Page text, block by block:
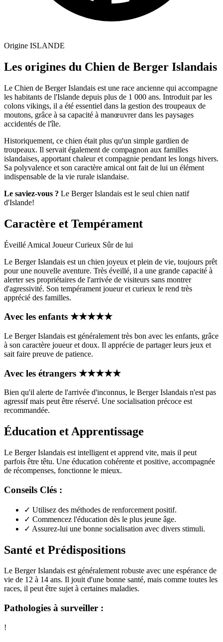
Origine ISLANDE
Les origines du Chien de Berger Islandais
Le Chien de Berger Islandais est une race ancienne qui accompagne
les habitants de l'Islande depuis plus de 1 000 ans. Introduit par les
colons vikings, il a été essentiel dans la gestion des troupeaux de
moutons, grâce à sa capacité à manœuvrer dans les paysages
accidentés de l'île.
Historiquement, ce chien était plus qu'un simple gardien de
troupeaux. Il servait également de compagnon aux familles
islandaises, apportant chaleur et compagnie pendant les longs hivers.
Sa polyvalence et son caractère amical ont fait de lui un élément
indispensable de la vie rurale islandaise.
Le saviez-vous ? Le Berger Islandais est le seul chien natif
d'Islande!
Caractère et Tempérament
Éveillé Amical JoueurCurieux Sûr de lui
Le Berger Islandais est un chien joyeux et plein de vie, toujours prêt
pour une nouvelle aventure. Très éveillé, il a une grande capacité à
alerter ses propriétaires de l'arrivée de visiteurs sans montrer
d'agressivité. Son tempérament joueur et curieux le rend très
apprécié des familles.
Avec les enfants ★★★★★
Le Berger Islandais est généralement très bon avec les enfants, grâce
à son caractère joueur et doux. Il apprécie de partager leurs jeux et
sait faire preuve de patience.
Avec les étrangers ★★★★★
Bien qu'il alerte de l'arrivée d'inconnus, le Berger Islandais n'est pas
agressif mais peut être réservé. Une socialisation précoce est
recommandée.
Éducation et Apprentissage
Le Berger Islandais est intelligent et apprend vite, mais il peut
parfois être têtu. Une éducation cohérente et positive, accompagnée
de récompenses, fonctionne le mieux.
Conseils Clés :
✓ Utilisez des méthodes de renforcement positif.
✓ Commencez l'éducation dès le plus jeune âge.
✓ Assurez-lui une bonne socialisation avec divers stimuli.
Santé et Prédispositions
Le Berger Islandais est généralement robuste avec une espérance de
vie de 12 à 14 ans. Il jouit d'une bonne santé, mais comme toutes les
races, il peut être sujet à certaines maladies.
Pathologies à surveiller :
!